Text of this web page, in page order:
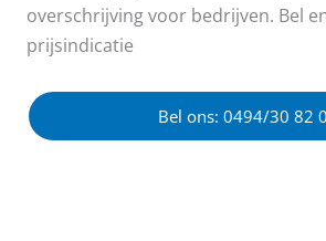
overschrijving voor bedrijven. Bel
prijsindicatie
Bel ons: 0494/30 82